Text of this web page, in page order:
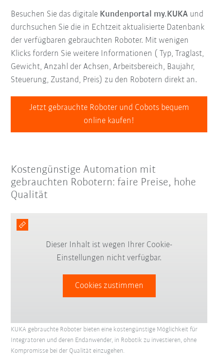
Besuchen Sie das digitale Kundenportal my.KUKA und
durchsuchen Sie die in Echtzeit aktualisierte Datenbank
der verfügbaren gebrauchten Roboter. Mit wenigen
Klicks fordern Sie weitere Informationen ( Typ, Traglast,
Gewicht, Anzahl der Achsen, Arbeitsbereich, Baujahr,
Steuerung, Zustand, Preis) zu den Robotern direkt an.
Jetzt gebrauchte Roboter und Cobots bequem
online kaufen!
Kostengünstige Automation mit
gebrauchten Robotern: faire Preise, hohe
Qualität
Dieser Inhalt ist wegen Ihrer Cookie-
Einstellungen nicht verfügbar.
Cookies zustimmen
KUKA gebrauchte Roboter bieten eine kostengünstige Möglichkeit für
Integratoren und deren Endanwender, in Robotik zu investieren, ohne
Kompromisse bei der Qualität einzugehen.